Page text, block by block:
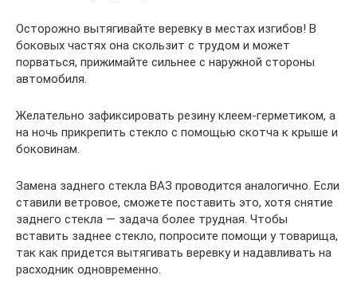
Осторожно вытягивайте веревку в местах изгибов! В
боковых частях она скользит с трудом и может
порваться, прижимайте сильнее с наружной стороны
автомобиля.
Желательно зафиксировать резину клеем-герметиком, а
на ночь прикрепить стекло с помощью скотча к крыше и
боковинам.
Замена заднего стекла ВАЗ проводится аналогично. Если
ставили ветровое, сможете поставить это, хотя снятие
заднего стекла — задача более трудная. Чтобы
вставить заднее стекло, попросите помощи у товарища,
так как придется вытягивать веревку и надавливать на
расходник одновременно.